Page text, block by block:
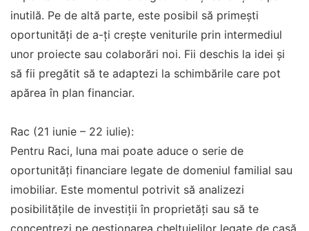
inutilă. Pe de altă parte, este posibil să primești
oportunități de a-ți crește veniturile prin intermediul
unor proiecte sau colaborări noi. Fii deschis la idei și
să fii pregătit să te adaptezi la schimbările care pot
apărea în plan financiar.
Rac (21 iunie – 22 iulie):
Pentru Raci, luna mai poate aduce o serie de
oportunități financiare legate de domeniul familial sau
imobiliar. Este momentul potrivit să analizezi
posibilitățile de investiții în proprietăți sau să te
concentrezi pe gestionarea cheltuielilor legate de casă